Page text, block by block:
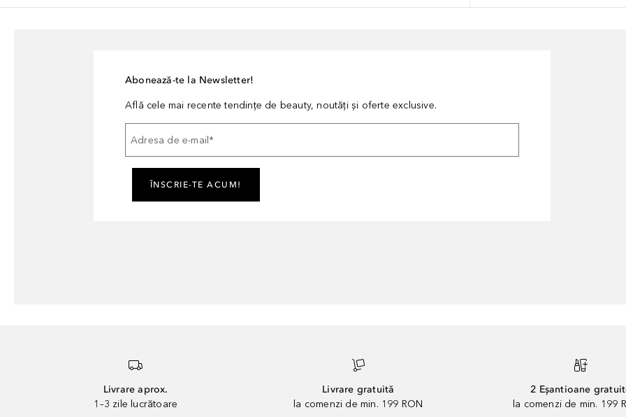
Abonează-te la Newsletter!
Află cele mai recente tendințe de beauty, noutăți și oferte exclusive.
Adresa de e-mail *
ÎNSCRIE-TE ACUM!
Livrare aprox.
1–3 zile lucrătoare
Livrare gratuită
la comenzi de min. 199 RON
2 Eșantioane
la comenzi de min. 199